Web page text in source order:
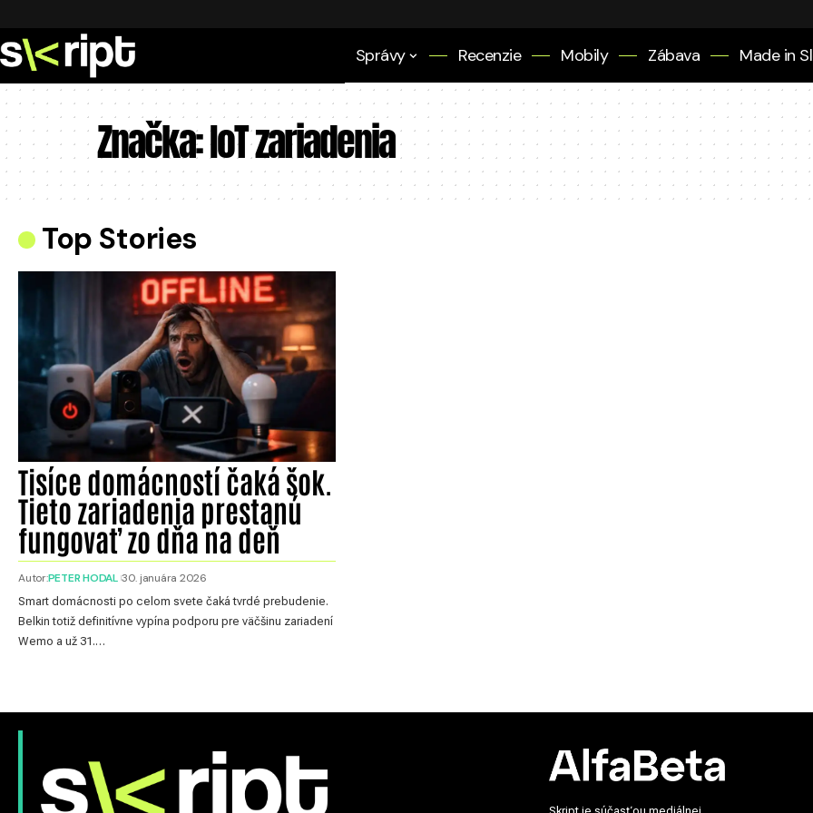
Správy Recenzie Mobily Zábava Made in
Značka:IoT zariadenia
Top Stories
Tisíce domácností čaká šok.
Tieto zariadenia prestanú
fungovať zo dňa na deň
Autor:PETER HODAL 30. januára 2026
Smart domácnosti po celom svete čaká tvrdé prebudenie.
Belkin totiž definitívne vypína podporu pre väčšinu zariadení
Wemo a už 31.…